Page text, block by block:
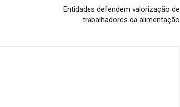
Entidades defendem valorização de
trabalhadores da alimentação